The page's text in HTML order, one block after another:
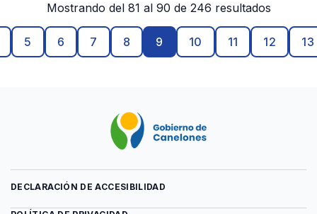
Mostrando del 81 al 90 de 246 resultados
5 6 7 8 9 10 11 12 13
DECLARACIÓN DE ACCESIBILIDAD